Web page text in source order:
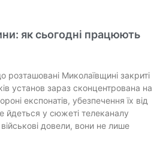
як сьогодні працюють
розташовані Миколаївщині закриті
установ зараз сконцентрована на
експонатів, убезпечення їх від
у сюжеті телеканалу
довели, вони не лише